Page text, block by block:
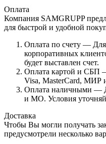
Оплата
Компания SAMGRUPP
для быстрой и удобной
Оплата по счету —
корпоративных
будет выставлен счет.
Оплата картой и СБП
Visa, MasterCard, МИР
Оплата наличными —
и МО. Условия
Доставка
Чтобы Вы могли получать
предусмотрели несколько